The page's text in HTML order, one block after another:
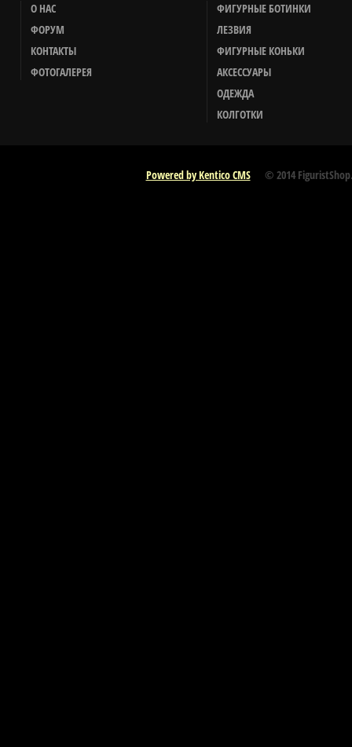
О НАС
ФОРУМ
КОНТАКТЫ
ФОТОГАЛЕРЕЯ
ФИГУРНЫЕ БОТИНКИ
ЛЕЗВИЯ
ФИГУРНЫЕ КОНЬКИ
АКСЕССУАРЫ
ОДЕЖДА
КОЛГОТКИ
Powered by Kentico CMS© 2014